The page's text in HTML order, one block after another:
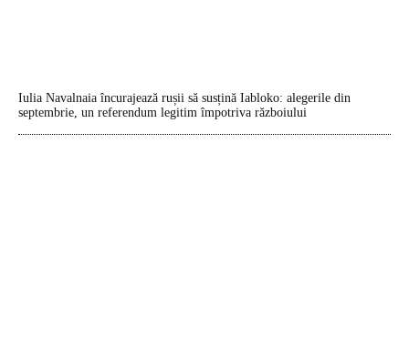
Iulia Navalnaia încurajează rușii să susțină Iabloko: alegerile din
septembrie, un referendum legitim împotriva războiului